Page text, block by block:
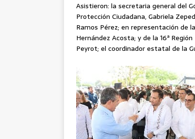
Asistieron: la secretaria general del
Protección Ciudadana, Gabriela
Ramos Pérez; en representación de
Hernández Acosta; y de la 16ª
Peyrot; el coordinador estatal de la